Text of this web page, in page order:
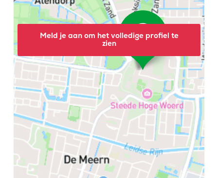
Meld je aan om het volledige profiel te
zien